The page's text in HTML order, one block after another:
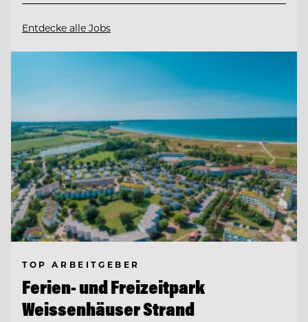
Entdecke alle Jobs
TOP ARBEITGEBER
Ferien- und Freizeitpark
Weissenhäuser Strand